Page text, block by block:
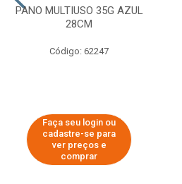
PANO MULTIUSO 35G AZUL
28CM
Código: 62247
Faça seu login ou
cadastre-se para
ver preços e
comprar